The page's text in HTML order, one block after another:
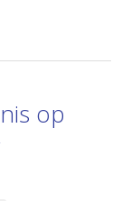
op